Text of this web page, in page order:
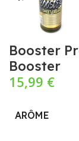
Booster
Booster
15,99 €
ARÔME